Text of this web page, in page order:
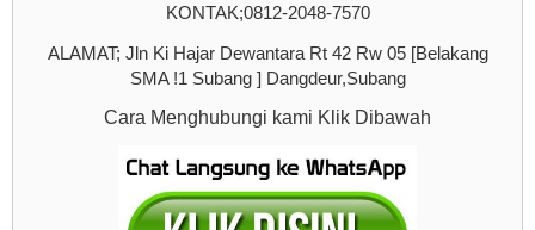
KONTAK;0812-2048-7570
ALAMAT; Jln Ki Hajar Dewantara Rt 42 Rw 05 [Belakang
SMA !1 Subang ] Dangdeur,Subang
Cara Menghubungi kami Klik Dibawah